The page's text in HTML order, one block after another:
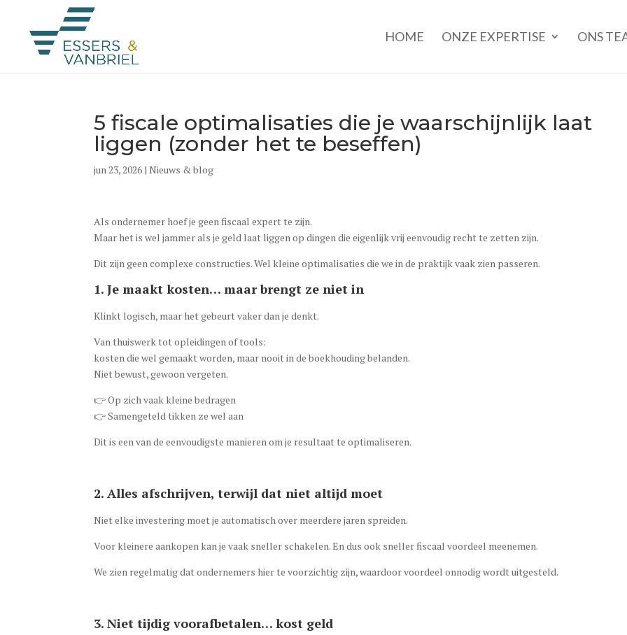
HOME ONZE EXPERTISE ONS
5 fiscale optimalisaties die je waarschijnlijk laat
liggen (zonder het te beseffen)
jun 23, 2026 |Nieuws & blog
Als ondernemer hoef je geen fiscaal expert te zijn.
Maar het is wel jammer als je geld laat liggen op dingen die eigenlijk vrij eenvoudig recht te zetten zijn.
Dit zijn geen complexe constructies. Wel kleine optimalisaties die we in de praktijk vaak zien passeren.
1. Je maakt kosten… maar brengt ze niet in
Klinkt logisch, maar het gebeurt vaker dan je denkt.
Van thuiswerk tot opleidingen of tools:
kosten die wel gemaakt worden, maar nooit in de boekhouding belanden.
Niet bewust, gewoon vergeten.
👉 Op zich vaak kleine bedragen
👉 Samengeteld tikken ze wel aan
Dit is een van de eenvoudigste manieren om je resultaat te optimaliseren.
2. Alles afschrijven, terwijl dat niet altijd moet
Niet elke investering moet je automatisch over meerdere jaren spreiden.
Voor kleinere aankopen kan je vaak sneller schakelen. En dus ook sneller fiscaal voordeel meenemen.
We zien regelmatig dat ondernemers hier te voorzichtig zijn, waardoor voordeel onnodig wordt uitgesteld.
3. Niet tijdig voorafbetalen… kost geld